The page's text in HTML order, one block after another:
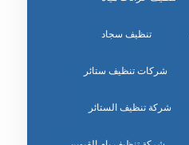
تنظيف سجاد
شركات تنظيف ستائر
شركة تنظيف الستائر